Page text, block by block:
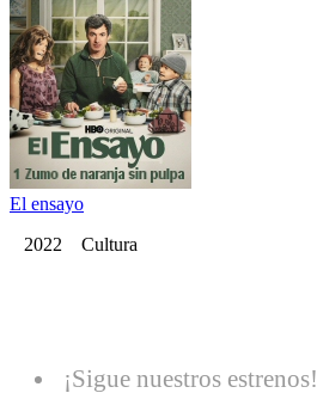
El ensayo
2022 Cultura
¡Sigue nuestros estrenos!